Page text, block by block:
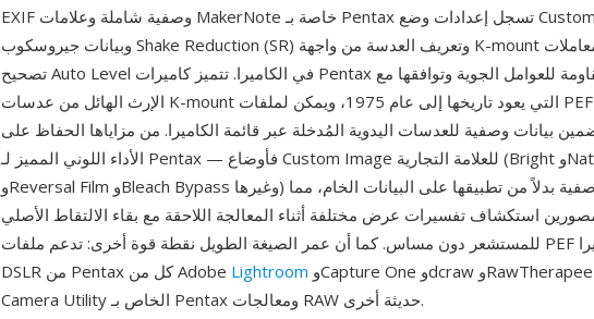
EXIF وصفية شاملة وعلامات MakerNote خاصة بـ Pentax تسجل إعدادات وضع Custom Image
وبيانات جيروسكوب Shake Reduction (SR) وتعريف العدسة من واجهة K-mount الإلكترونية ومعاملات
تصحيح Auto Level في الكاميرا. تتميز كاميرات Pentax ببنيتها المقاومة للعوامل الجوية وتوافقها مع
الإرث الهائل من عدسات K-mount التي يعود تاريخها إلى عام 1975، ويمكن لملفات PEF من هذه
بيانات وصفية للعدسات اليدوية المُدخلة عبر قائمة الكاميرا. من مزاياها الحفاظ على
الأداء اللوني المميز لـ Pentax — فأوضاع Custom Image للعلامة التجارية (Bright وNatural
وReversal Film وBleach Bypass وغيرها) تُخزن كبيانات وصفية بدلاً من تطبيقها على البيانات الخام، مما
استكشاف تفسيرات عرض مختلفة أثناء المعالجة اللاحقة مع بقاء الالتقاط الأصلي
للمستشعر دون مساس. كما أن عمر الصيغة الطويل نقطة قوة أخرى: تدعم ملفات PEF من كل كاميرا
DSLR من Pentax كل من Adobe Lightroom
Camera Utility الخاص بـ Pentax ومعالجات RAW حديثة أخرى.